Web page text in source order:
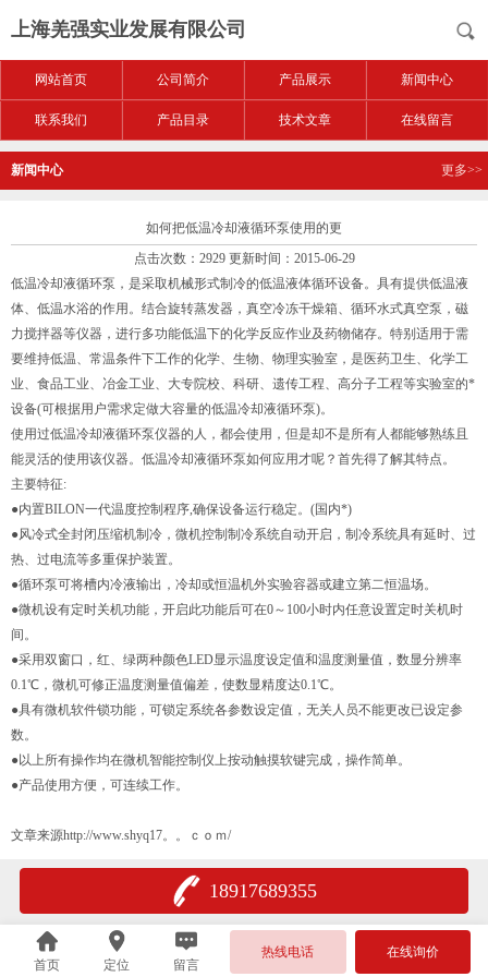
上海羌强实业发展有限公司
网站首页 公司简介 产品展示 新闻中心
联系我们 产品目录 技术文章 在线留言
新闻中心 更多>>
如何把低温冷却液循环泵使用的更
点击次数：2929 更新时间：2015-06-29
低温冷却液循环泵，是采取机械形式制冷的低温液体循环设备。具有提供低温液
体、低温水浴的作用。结合旋转蒸发器，真空冷冻干燥箱、循环水式真空泵，磁
力搅拌器等仪器，进行多功能低温下的化学反应作业及药物储存。特别适用于需
要维持低温、常温条件下工作的化学、生物、物理实验室，是医药卫生、化学工
业、食品工业、冶金工业、大专院校、科研、遗传工程、高分子工程等实验室的*
设备(可根据用户需求定做大容量的低温冷却液循环泵)。
使用过低温冷却液循环泵仪器的人，都会使用，但是却不是所有人都能够熟练且
能灵活的使用该仪器。低温冷却液循环泵如何应用才呢？首先得了解其特点。
主要特征:
●内置BILON一代温度控制程序,确保设备运行稳定。(国内*)
●风冷式全封闭压缩机制冷，微机控制制冷系统自动开启，制冷系统具有延时、过
热、过电流等多重保护装置。
●循环泵可将槽内冷液输出，冷却或恒温机外实验容器或建立第二恒温场。
●微机设有定时关机功能，开启此功能后可在0～100小时内任意设置定时关机时
间。
●采用双窗口，红、绿两种颜色LED显示温度设定值和温度测量值，数显分辨率
0.1℃，微机可修正温度测量值偏差，使数显精度达0.1℃。
●具有微机软件锁功能，可锁定系统各参数设定值，无关人员不能更改已设定参
数。
●以上所有操作均在微机智能控制仪上按动触摸软键完成，操作简单。
●产品使用方便，可连续工作。
文章来源http://www.shyq17。。ｃｏｍ/
18917689355
首页 定位 留言
热线电话 在线询价